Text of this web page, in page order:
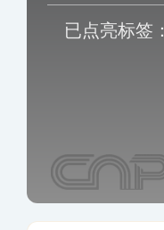
已点亮标签：